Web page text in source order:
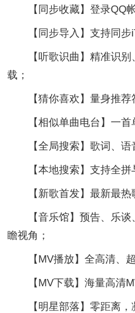
【同步收藏】登录QQ帐
【同步导入】支持同步
【听歌识曲】精准识别
载；
【猜你喜欢】量身推荐
【相似单曲电台】一首
【全局搜索】歌词、语
【本地搜索】支持全拼
【新歌首发】最新最热
【音乐馆】预告、乐谈
瞻视角；
【MV播放】全高清、超
【MV下载】海量高清
【明星部落】零距离，